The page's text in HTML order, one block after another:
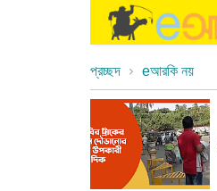
প্রচ্ছদ eআরকি নয়